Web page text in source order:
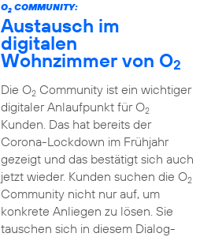
O2COMMUNITY:
Austausch im
digitalen
Wohnzimmer von O2
Die O2Community ist ein wichtiger
digitaler Anlaufpunkt für O2
Kunden. Das hat bereits der
Corona-Lockdown im Frühjahr
gezeigt und das bestätigt sich auch
jetzt wieder. Kunden suchen die O2
Community nicht nur auf, um
konkrete Anliegen zu lösen. Sie
tauschen sich in diesem Dialog-